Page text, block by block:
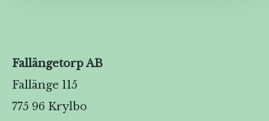
Fallängetorp AB
Fallänge 115
775 96 Krylbo